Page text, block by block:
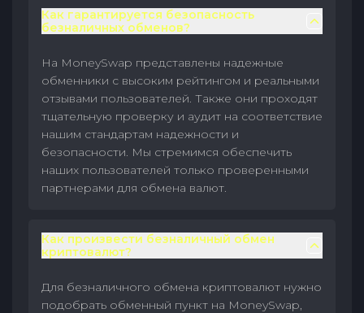
Как гарантируется безопасность
безналичных обменов?
На MoneySwap представлены надежные
обменники с высоким рейтингом и реальными
отзывами пользователей. Также они проходят
тщательную проверку и аудит на соответствие
нашим стандартам надежности и
безопасности. Мы стремимся обеспечить
наших пользователей только проверенными
партнерами для обмена валют.
Как произвести безналичный обмен
криптовалют?
Для безналичного обмена криптовалют нужно
подобрать обменный пункт на MoneySwap,